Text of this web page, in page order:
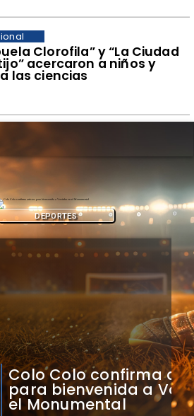
Clorofila” y “La Ciudad
acercaron a niños y
las ciencias
artistas
a Vozinha en